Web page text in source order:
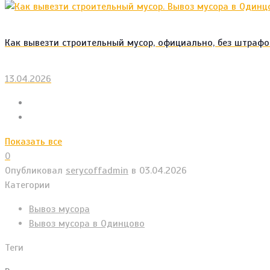
Как вывезти строительный мусор, официально, без
13.04.2026
Показать все
0
Опубликовал serycoffadmin в 03.04.2026
Категории
Вывоз мусора
Вывоз мусора в Одинцово
Теги